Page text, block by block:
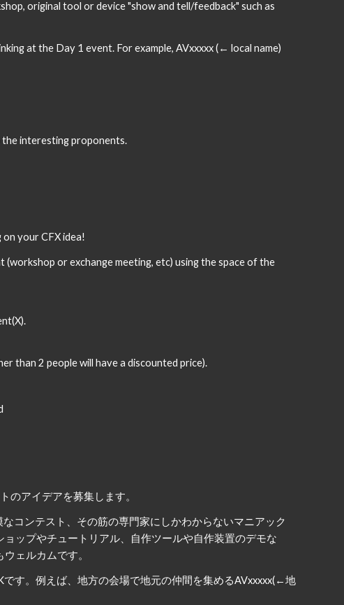
original tool or device "show and tell/feedback" such as
at the Day 1 event. For example, AVxxxxx (← local name)
the interesting proponents.
on your CFX idea!
or exchange meeting, etc) using the space of the
than 2 people will have a discounted price).
のアイデアを募集します。
コンテスト、その筋の専門家にしかわからないマニアック
ップやチュートリアル、自作ツールや自作装置のデモな
ェルカムです。
す。例えば、地方の会場で地元の仲間を集めるAVxxxxx(←地